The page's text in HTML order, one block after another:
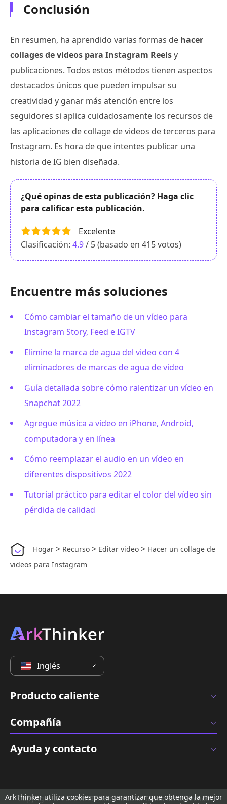
Conclusión
En resumen, ha aprendido varias formas de hacer
collages de videos para Instagram Reelsy
publicaciones. Todos estos métodos tienen aspectos
destacados únicos que pueden impulsar su
creatividad y ganar más atención entre los
seguidores si aplica cuidadosamente los recursos de
las aplicaciones de collage de videos de terceros para
Instagram. Es hora de que intentes publicar una
historia de IG bien diseñada.
¿Qué opinas de esta publicación? Haga clic
para calificar esta publicación.
Excelente
Clasificación: 4.9/ 5 (basado en 415votos)
Encuentre más soluciones
Cómo cambiar el tamaño de un vídeo para
Instagram Story, Feed e IGTV
Elimine la marca de agua del video con 4
eliminadores de marcas de agua de video
Guía detallada sobre cómo ralentizar un vídeo en
Snapchat 2022
Agregue música a video en iPhone, Android,
computadora y en línea
Cómo reemplazar el audio en un vídeo en
diferentes dispositivos 2022
Tutorial práctico para editar el color del vídeo sin
pérdida de calidad
Hogar > Recurso > Editar video > Hacer un collage de
videos para Instagram
Inglés
Producto caliente
Compañía
Ayuda y contacto
Copyright © 2026 ArkThinker Studio. Todos los derechos
ArkThinker utiliza cookies para garantizar que obtenga la mejor